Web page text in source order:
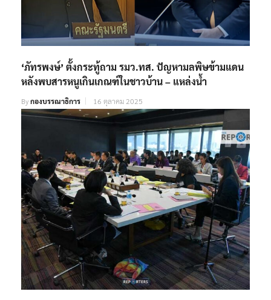
‘ภัทรพงษ์’ ตั้งกระทู้ถาม รมว.ทส. ปัญหามลพิษข้ามแดน
หลังพบสารหนูเกินเกณฑ์ในชาวบ้าน – แหล่งน้ำ
Byกองบรรณาธิการ 16 ตุลาคม 2025